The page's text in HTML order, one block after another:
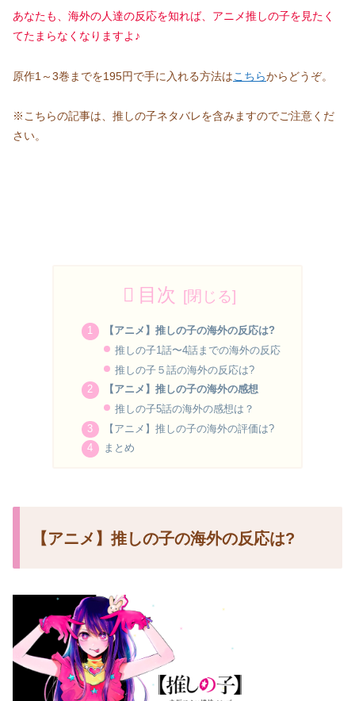
あなたも、海外の人達の反応を知れば、アニメ推しの子を見たく
てたまらなくなりますよ♪
原作1～3巻までを195円で手に入れる方法はこちらからどうぞ。
※こちらの記事は、推しの子ネタバレを含みますのでご注意くだ
さい。
目次
【アニメ】推しの子の海外の反応は?
推しの子1話〜4話までの海外の反応
推しの子５話の海外の反応は?
【アニメ】推しの子の海外の感想
推しの子5話の海外の感想は？
【アニメ】推しの子の海外の評価は?
まとめ
【アニメ】推しの子の海外の反応は?